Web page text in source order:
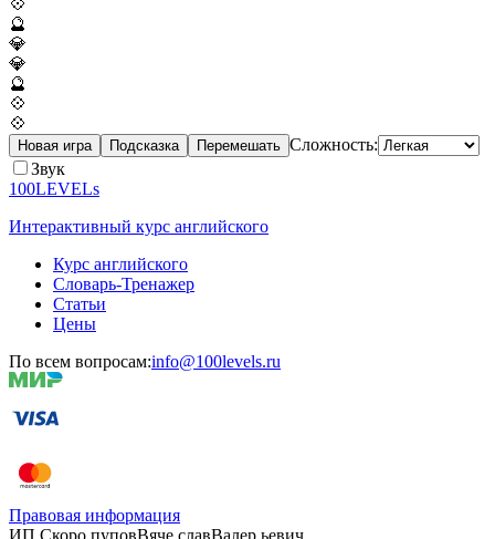
💠
🔮
💎
💎
🔮
💠
💠
Новая игра Подсказка Перемешать Сложность:
Звук
100LEVELs
Интерактивный курс английского
Курс английского
Словарь-Тренажер
Статьи
Цены
По всем вопросам:info@100levels.ru
Правовая информация
ИП Скоро пуповВяче славВалер ьевич